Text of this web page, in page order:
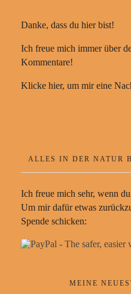
Danke, dass du hier bist!
Ich freue mich immer über
Kommentare!
Klicke hier, um mir eine
ALLES IN DER NATUR
Ich freue mich sehr, wenn
Um mir dafür etwas
Spende schicken:
MEINE